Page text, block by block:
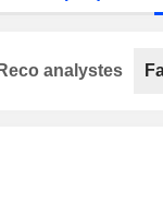
Reco analystes